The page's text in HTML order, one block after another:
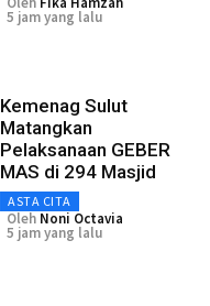
5 jam yang lalu
Kemenag Sulut
Matangkan
Pelaksanaan GEBER
MAS di 294 Masjid
ASTA CITA
Oleh Noni Octavia
5 jam yang lalu